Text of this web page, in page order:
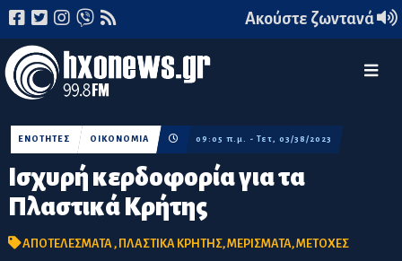
Ακούστε ζωντανά
Ισχυρή κερδοφορία για τα
Πλαστικά Κρήτης
ΕΝΟΤΗΤΕΣ ΟΙΚΟΝΟΜΙΑ 09:05 π.μ. - Τετ, 03/38/2023
ΑΠΟΤΕΛΕΣΜΑΤΑ , ΠΛΑΣΤΙΚΑ ΚΡΗΤΗΣ,ΜΕΡΙΣΜΑΤΑ,ΜΕΤΟΧΕΣ